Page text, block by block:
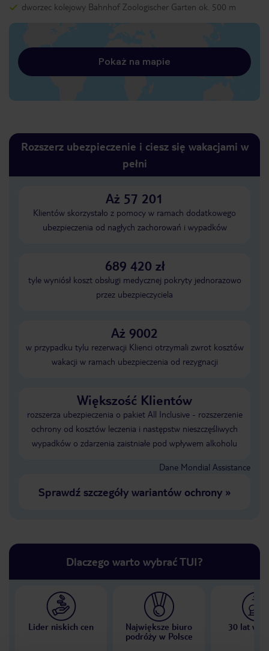
dworzec kolejowy Bahnhof Zoologischer Garten ok. 500 m
Pokaż na mapie
Rozszerz ubezpieczenie i ciesz się wakacjami w
pełni
Aż 57 201
Klientów skorzystało z pomocy w ramach dodatkowego
ubezpieczenia od nagłych zachorowań i wypadków
689 420 zł
tyle wyniósł koszt obsługi medycznej pokryty jednorazowo
przez ubezpieczyciela
Aż 9002
w przypadku tylu rezerwacji Klienci otrzymali zwrot kosztów
wakacji w ramach ubezpieczenia od rezygnacji
Większość Klientów
rozszerza ubezpieczenia o pakiet All Inclusive - rozszerzenie
ochrony od kosztów leczenia i następstw nieszczęśliwych
wypadków o zdarzenia zaistniałe pod wpływem alkoholu
Dane Mondial Assistance
Sprawdź szczegóły wariantów ochrony»
Dlaczego warto wybrać TUI?
Lider niskich cen
Największe biuro
podróży w Polsce
30 lat w